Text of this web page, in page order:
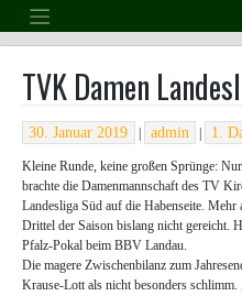
to
content
TVK Damen
30. Januar 2019 admin 1.
Kleine Runde, keine großen Sprünge:
brachte die Damenmannschaft des TV
Landesliga Süd auf die Habenseite. Mehr
Drittel der Saison bislang nicht gereicht.
Pfalz-Pokal beim BBV Landau.
Die magere Zwischenbilanz zum
Krause-Lott als nicht besonders